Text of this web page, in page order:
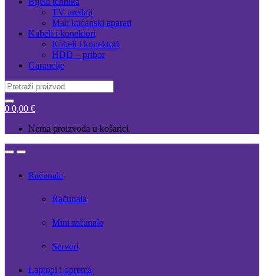
TV uređaji
Mali kućanski aparati
Kabeli i konektori
Kabeli i konektori
HDD – pribor
Garancije
Search
for:
0 0,00 €
Nema proizvoda u košarici.
OpenClose
Računala
Računala
Mini računala
Serveri
Laptopi i oprema